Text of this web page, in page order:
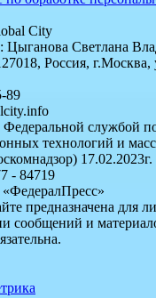
City
Цыганова Светлана
Россия, г.Москва,
89
Федеральной службой
технологий и
- 84719
предназначена для
сообщений и